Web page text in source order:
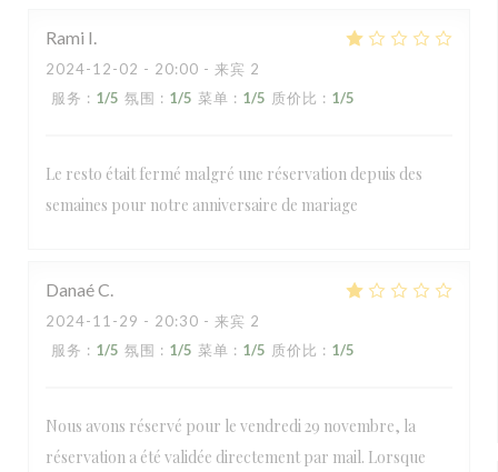
Rami I
2024-12-02 - 20:00 - 来宾 2
服务 : 1/5 氛围 : 1/5 菜单 : 1/5 质价比 : 1/5
Le resto était fermé malgré une réservation depuis des
semaines pour notre anniversaire de mariage
DanaéC
2024-11-29 - 20:30 - 来宾 2
服务 : 1/5 氛围 : 1/5 菜单 : 1/5 质价比 : 1/5
Nous avons réservé pour le vendredi 29 novembre, la
réservation a été validée directement par mail. Lorsque